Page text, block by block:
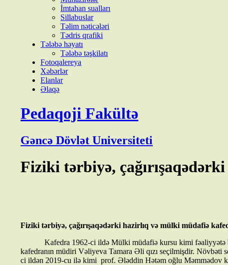
İmtahan sualları
Sillabuslar
Təlim nəticələri
Tədris qrafiki
Tələbə həyatı
Tələbə təşkilatı
Fotoqalereya
Xəbərlər
Elanlar
Əlaqə
Pedaqoji Fakültə
Gəncə Dövlət Universiteti
Fiziki tərbiyə,
Fiziki tərbiyə, çağırışaqədərki hazirlıq və mülki müdafiə
Kafedra 1962-ci ildə Mülki müdafiə kursu kimi fəaliyyətə
kafedranın müdiri Vəliyeva Tamara Əli qızı seçilmişdir.
ci ildən 2019-cu ilə kimi prof. Ələddin Hətəm oğlu Məmmədov